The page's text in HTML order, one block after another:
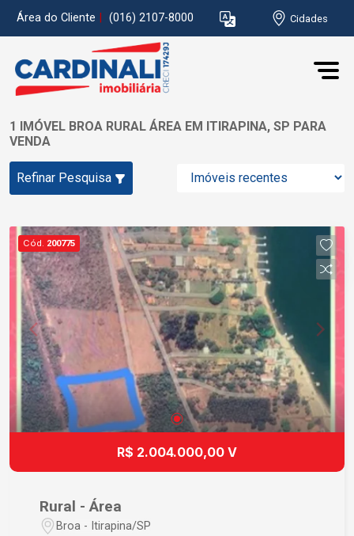
Área do Cliente (016) 2107-8000 Cidades
1 IMÓVEL BROA RURAL ÁREA EM ITIRAPINA, SP PARA
VENDA
Refinar Pesquisa
Cód. 200775
R$ 2.004.000,00 V
Rural - Área
Broa - Itirapina/SP